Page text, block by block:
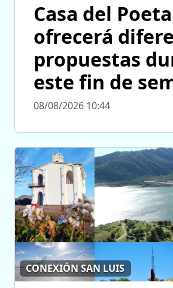
Casa del Poeta
ofrecerá
propuestas
este fin de
08/08/2026 10:44
CONEXIÓN SAN LUIS